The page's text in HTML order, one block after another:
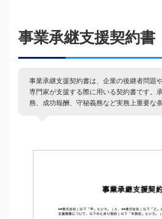
事業承継支援契約書
事業承継支援契約書は、企業の後継者問題
専門家が支援する際に用いる契約書です。
務、成功報酬、守秘義務など実務上重要な